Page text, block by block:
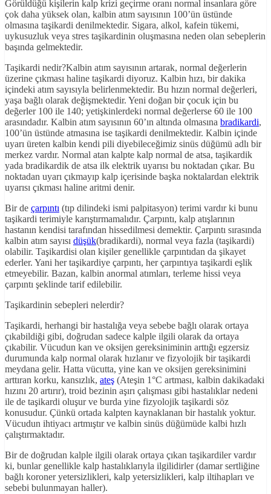
Görüldüğü kişilerin kalp krizi geçirme oranı normal insanlara göre
çok daha yüksek olan, kalbin atım sayısının 100’ün üstünde
olmasına taşikardi denilmektedir. Sigara, alkol, kafein tükemi,
uykusuzluk veya stres taşikardinin oluşmasına neden olan sebeplerin
başında gelmektedir.
Taşikardi nedir?Kalbin atım sayısının artarak, normal değerlerin
üzerine çıkması haline taşikardi diyoruz. Kalbin hızı, bir dakika
içindeki atım sayısıyla belirlenmektedir. Bu hızın normal değerleri,
yaşa bağlı olarak değişmektedir. Yeni doğan bir çocuk için bu
değerler 100 ile 140; yetişkinlerdeki normal değerlerse 60 ile 100
arasındadır. Kalbin atım sayısının 60’ın altında olmasına bradikardi,
100’ün üstünde atmasına ise taşikardi denilmektedir. Kalbin içinde
uyarı üreten kalbin kendi pili diyebileceğimiz sinüs düğümü adlı bir
merkez vardır. Normal atan kalpte kalp normal de atsa, taşikardik
yada bradikardik de atsa ilk elektrik uyarısı bu noktadan çıkar. Bu
noktadan uyarı çıkmayıp kalp içerisinde başka noktalardan elektrik
uyarısı çıkması haline aritmi denir.
Bir de çarpıntı (tıp dilindeki ismi palpitasyon) terimi vardır ki bunu
taşikardi terimiyle karıştırmamalıdır. Çarpıntı, kalp atışlarının
hastanın kendisi tarafından hissedilmesi demektir. Çarpıntı sırasında
kalbin atım sayısı düşük(bradikardi), normal veya fazla (taşikardi)
olabilir. Taşikardisi olan kişiler genellikle çarpıntıdan da şikayet
ederler. Yani her taşikardiye çarpıntı, her çarpıntıya taşikardi eşlik
etmeyebilir. Bazan, kalbin anormal atımları, terleme hissi veya
çarpıntı şeklinde tarif edilebilir.
Taşikardinin sebepleri nelerdir?
Taşikardi, herhangi bir hastalığa veya sebebe bağlı olarak ortaya
çıkabildiği gibi, doğrudan sadece kalple ilgili olarak da ortaya
çıkabilir. Vücudun kan ve oksijen gereksiniminin arttığı egzersiz
durumunda kalp normal olarak hızlanır ve fizyolojik bir taşikardi
meydana gelir. Hatta vücutta, yine kan ve oksijen gereksinimini
arttıran korku, kansızlık, ateş (Ateşin 1°C artması, kalbin dakikadaki
hızını 20 artırır), troid bezinin aşırı çalışması gibi hastalıklar nedeni
ile de taşikardi oluşur ve burda yine fizyolojik taşikardi söz
konusudur. Çünkü ortada kalpten kaynaklanan bir hastalık yoktur.
Vücudun ihtiyacı artmıştır ve kalbin sinüs düğümüde kalbi hızlı
çalıştırmaktadır.
Bir de doğrudan kalple ilgili olarak ortaya çıkan taşikardiler vardır
ki, bunlar genellikle kalp hastalıklarıyla ilgilidirler (damar sertliğine
bağlı koroner yetersizlikleri, kalp yetersizlikleri, kalp iltihapları ve
sebebi bulunmayan haller).